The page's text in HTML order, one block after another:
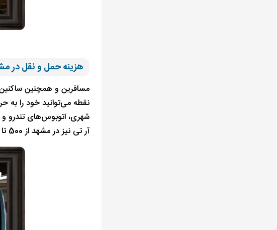
هزینه حمل و نقل در
مسافرین و همچنین
نقطه می‌توانید خود را به
آر تی نیز در مشهد از 500 تا 700 هزینه دارند.